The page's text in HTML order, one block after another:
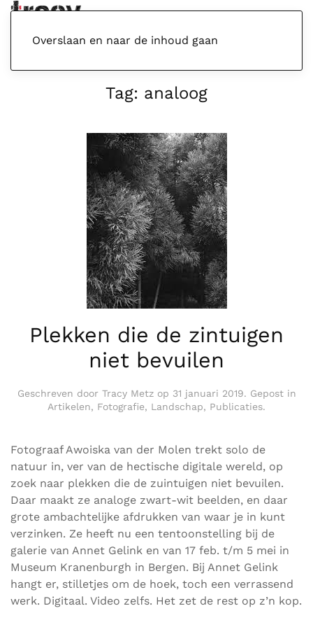
Overslaan en naar de inhoud gaan
Tag: analoog
Plekken die de zintuigen
niet bevuilen
Geschreven door Tracy Metzop 31 januari 2019. Gepost in
Artikelen, Fotografie, Landschap, Publicaties.
Fotograaf Awoiska van der Molen trekt solo de
natuur in, ver van de hectische digitale wereld, op
zoek naar plekken die de zuintuigen niet bevuilen.
Daar maakt ze analoge zwart-wit beelden, en daar
grote ambachtelijke afdrukken van waar je in kunt
verzinken. Ze heeft nu een tentoonstelling bij de
galerie van Annet Gelink en van 17 feb. t/m 5 mei in
Museum Kranenburgh in Bergen. Bij Annet Gelink
hangt er, stilletjes om de hoek, toch een verrassend
werk. Digitaal. Video zelfs. Het zet de rest op z’n kop.